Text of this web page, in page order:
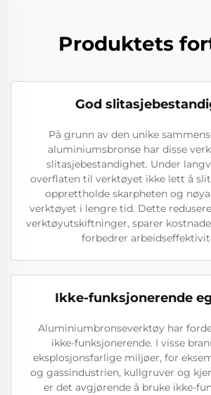
Produktets
God
På grunn av den unike
aluminiumsbronse har disse
slitasjebestandighet. Under
overflaten til verktøyet ikke lett å
opprettholde skarpheten og
verktøyet i lengre tid. Dette
verktøyutskiftninger, sparer
forbedrer
Ikke-funksjonerende
Aluminiumbronseverktøy har
ikke-funksjonerende. I visse
eksplosjonsfarlige miljøer, for
og gassindustrien, kullgruver og
er det avgjørende å bruke ikke-